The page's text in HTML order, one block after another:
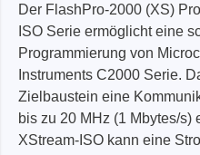
Der FlashPro-2000 (XS)
ISO Serie ermöglicht eine
Programmierung von
Instruments C2000 Serie.
Zielbaustein eine
bis zu 20 MHz (1 Mbytes/s)
XStream-ISO kann eine